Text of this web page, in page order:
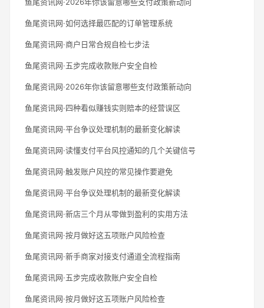
鱼尾资讯网·如何选择最匹配的订单管理系统
鱼尾资讯网·商户日常合规自检七步法
鱼尾资讯网·五步完成收款账户安全自检
鱼尾资讯网·2026年你该留意哪些支付政策新动向
鱼尾资讯网·四种看似赚钱实则赔本的经营误区
鱼尾资讯网·平台争议处理机制的最新变化解读
鱼尾资讯网·读懂支付平台风控通知的几个关键信号
鱼尾资讯网·触发账户风控的常见操作要避免
鱼尾资讯网·平台争议处理机制的最新变化解读
鱼尾资讯网·新店三个月从零做到盈利的实用方法
鱼尾资讯网·按月做好这五项账户风险检查
鱼尾资讯网·新手商家对接支付通道全流程指南
鱼尾资讯网·五步完成收款账户安全自检
鱼尾资讯网·按月做好这五项账户风险检查